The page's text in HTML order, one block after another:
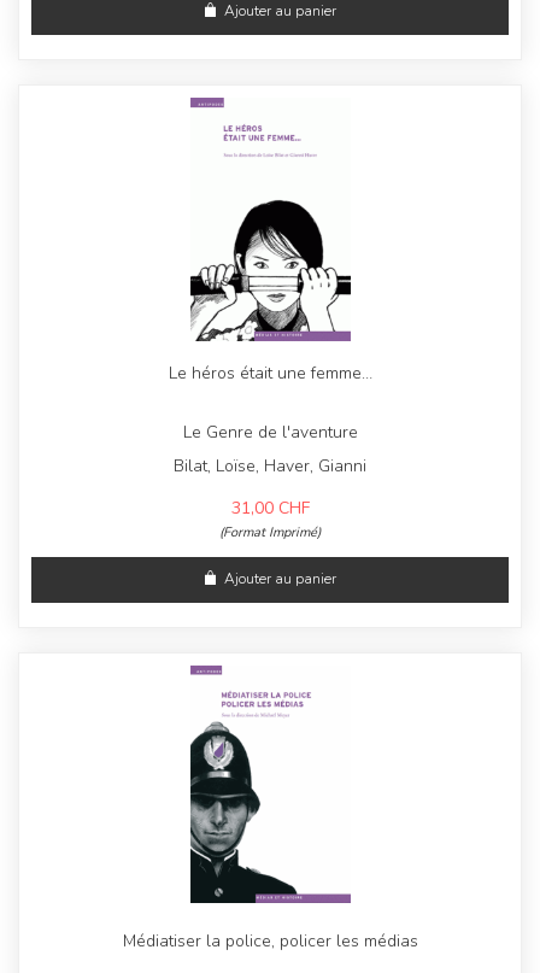
Ajouter au panier
Le héros était une femme…
Le Genre de l'aventure
Bilat, Loïse, Haver, Gianni
31,00 CHF
(Format Imprimé)
Ajouter au panier
Médiatiser la police, policer les médias